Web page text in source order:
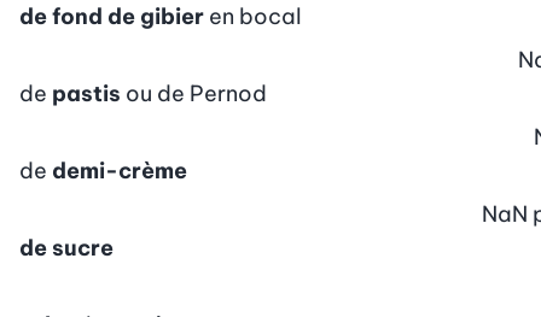
de fond de gibier en bocal
de pastis ou de Pernod
de demi-crème
de sucre
NaN